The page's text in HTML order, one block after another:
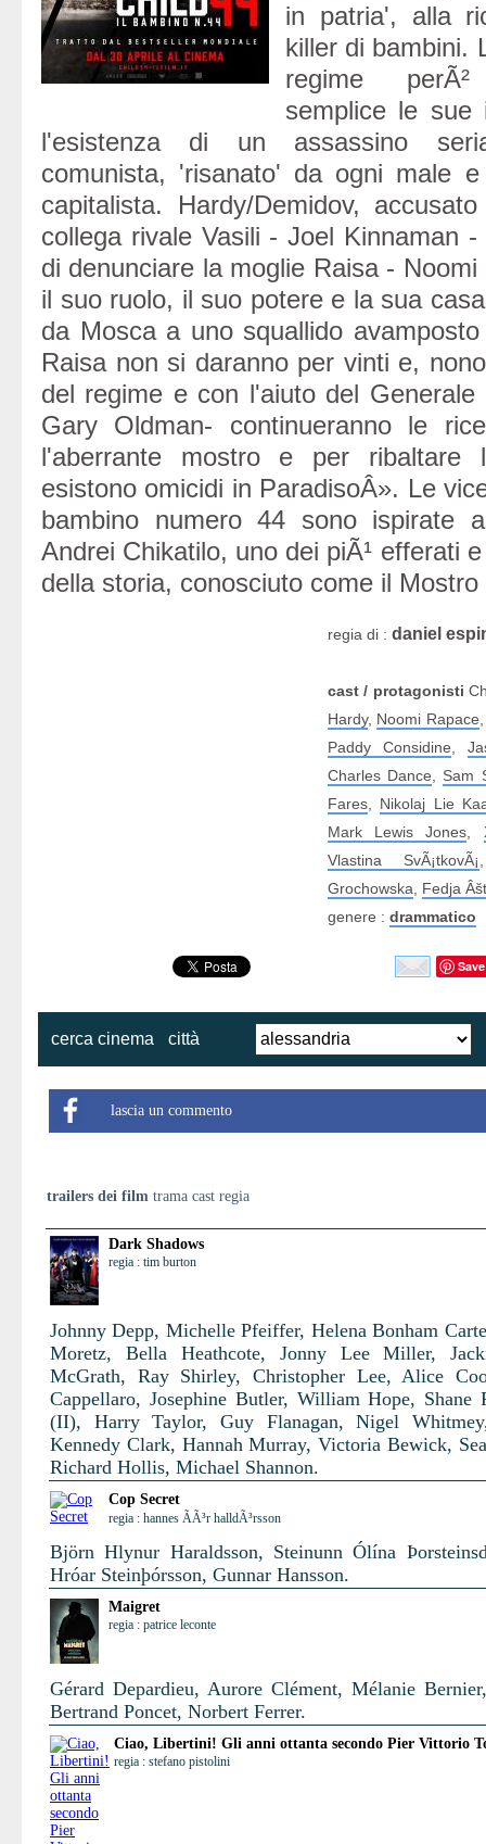
in patria', alla
killer di bambini.
regime
semplice le sue
l'esistenza di un assassino
comunista, 'risanato' da ogni male
capitalista. Hardy/Demidov,
collega rivale Vasili - Joel Kinnaman
di denunciare la moglie Raisa -
il suo ruolo, il suo potere e la sua
da Mosca a uno squallido
Raisa non si daranno per vinti e,
del regime e con l'aiuto del Generale
Gary Oldman- continueranno le
l'aberrante mostro e per ribaltare
esistono omicidi in ParadisoÂ». Le
bambino numero 44 sono ispirate
Andrei Chikatilo, uno dei piÃ¹ efferati
della storia, conosciuto come il Mostro
regia di : daniel
cast / protagonisti
Hardy, Noomi Rapace
Paddy Considine ,
Charles Dance
Sam
Fares
Nikolaj Lie
Mark Lewis Jones
Vlastina SvÃ¡tkovÃ¡
Grochowska
Fedja
genere : drammatico
Save
cerca cinema città
lascia un commento
trailers dei film trama cast regia
Dark Shadows
regia : tim burton
Johnny Depp, Michelle Pfeiffer, Helena Bonham
Moretz, Bella Heathcote, Jonny Lee Miller,
McGrath, Ray Shirley, Christopher Lee, Alice
Cappellaro, Josephine Butler, William Hope, Shane
(II), Harry Taylor, Guy Flanagan, Nigel
Kennedy Clark, Hannah Murray, Victoria Bewick,
Richard Hollis, Michael Shannon.
Cop Secret
regia : hannes ÃÃ³r halldÃ³rsson
Björn Hlynur Haraldsson, Steinunn Ólína
Hróar Steinþórsson, Gunnar Hansson.
Maigret
regia : patrice leconte
Gérard Depardieu, Aurore Clément, Mélanie
Bertrand Poncet, Norbert Ferrer.
Ciao, Libertini! Gli anni ottanta secondo Pier Vittorio
regia : stefano pistolini